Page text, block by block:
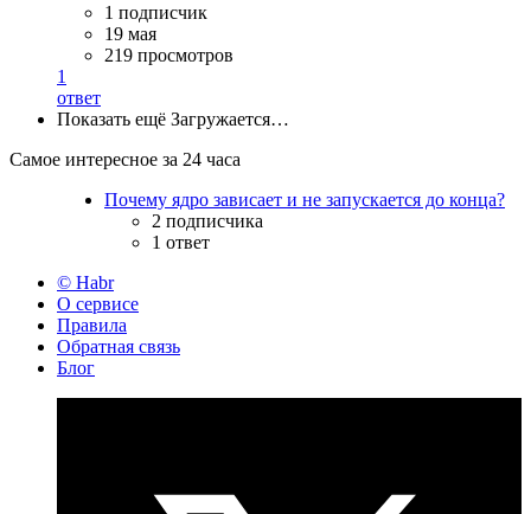
1 подписчик
19 мая
219 просмотров
1
ответ
Показать ещё Загружается…
Самое интересное за 24 часа
Почему ядро зависает и не запускается до конца?
2 подписчика
1 ответ
© Habr
О сервисе
Правила
Обратная связь
Блог